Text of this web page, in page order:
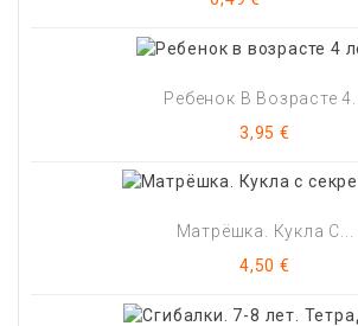
Ребенок В Возрасте 4...
Цена
3,95 €
Матрёшка. Кукла С...
Цена
4,50 €